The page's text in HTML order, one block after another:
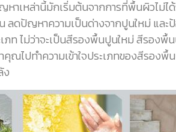
เหล่านี้มักเริ่มต้นจากการที่พื้นผิวไม่ไ
ดปัญหาความเป็นด่างจากปูนใหม่ แล
ท ไม่ว่าจะเป็นสีรองพื้นปูนใหม่ สีรองพื้
ณไปทำความเข้าใจประเภทของสีรอง
ง